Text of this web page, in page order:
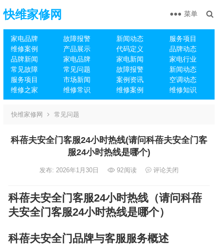
快维家修网
家电品牌 故障报警 新闻动态
服务项目
维修案例
产品展示 代码定义
品牌动态
品牌新闻
家电品牌 家电新闻
家电行业
常见故障
常见问题 故障报警
新闻动态
服务项目
市场新闻 案例资讯
空调动态
维修之家
维修常识 维修案例 维修知识
菜单
快维家修网 常见问题
科蓓夫安全门客服24小时热线(请问科蓓夫安全门客
服24小时热线是哪个)
发布: 2026年1月30日 92阅读 评论关闭
科蓓夫安全门客服24小时热线（请问科蓓
夫安全门客服24小时热线是哪个）
科蓓夫安全门品牌与客服服务概述